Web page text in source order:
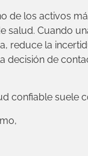
de los activos
salud. Cuando
reduce la
decisión de
confiable suele